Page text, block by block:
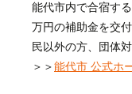
能代市内で合宿す
万円の補助金を交
民以外の方、団体
＞＞能代市 公式ホ